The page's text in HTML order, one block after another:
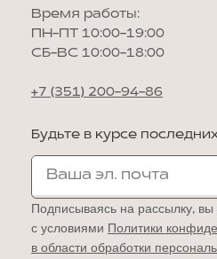
Время работы:
ПН-ПТ 10:00-19:00
СБ-ВС 10:00-18:00
+7 (351) 200-94-86
Будьте в курсе
Подписываясь на рассылку, вы
с условиями Политики
в области обработки